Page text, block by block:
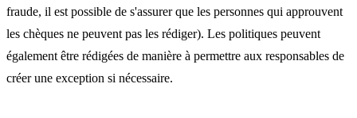
fraude, il est possible de s'assurer que les personnes qui approuvent
les chèques ne peuvent pas les rédiger). Les politiques peuvent
également être rédigées de manière à permettre aux responsables de
créer une exception si nécessaire.